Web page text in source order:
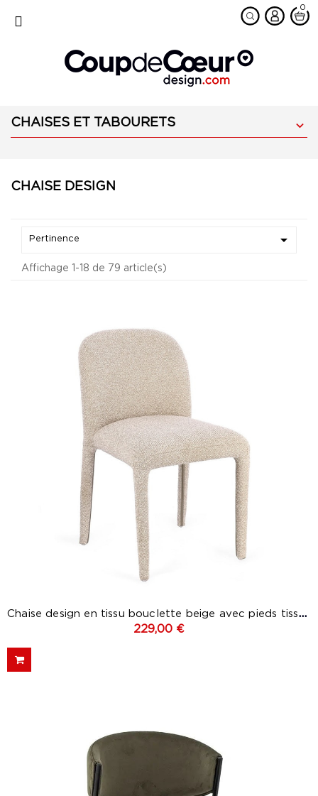
0
CHAISES ET TABOURETS 
CHAISE DESIGN
Pertinence 
Affichage 1-18 de 79 article(s)
Chaise design en tissu bouclette beige avec pieds tissu –...
229,00 €